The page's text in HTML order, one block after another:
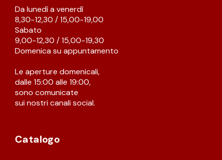
ARREDO DA GIARDINO
DECORAZIONI OGGETTISTICA ILLUMINAZIONE
Da lunedì a venerdì
8,30-12,30 / 15,00-19,00
Sabato
9,00-12,30 / 15,00-19,30
Domenica su appuntamento
Le aperture domenicali,
dalle 15:00 alle 19:00,
sono comunicate
sui nostri canali social.
Catalogo